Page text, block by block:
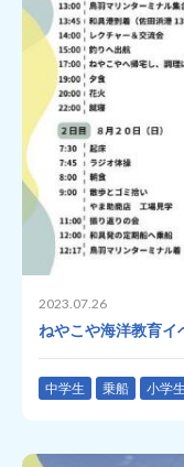
2023.07.26
ねやこや海洋教育
中学生 乗船 小学生